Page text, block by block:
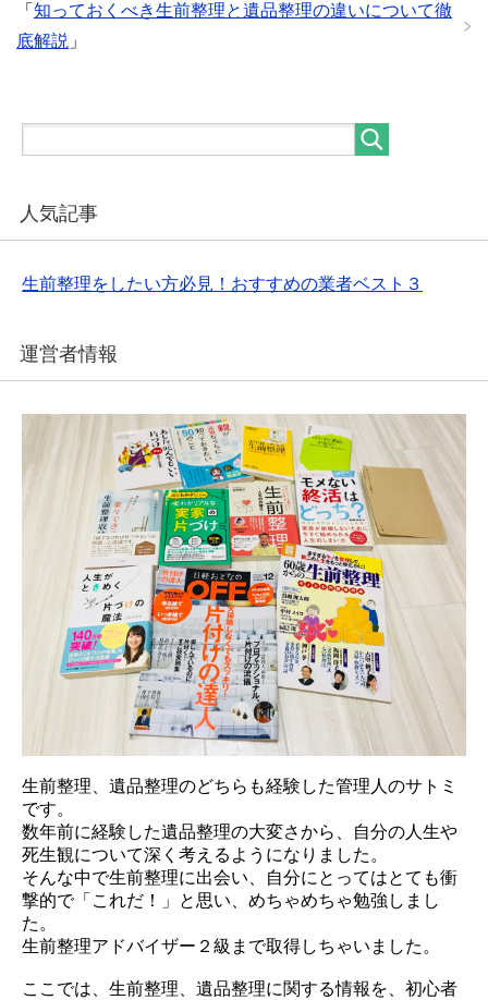
「 知っておくべき生前整理と遺品整理の違いについて徹
底解説 」
人気記事
生前整理をしたい方必見！おすすめの業者ベスト３
運営者情報
生前整理、遺品整理のどちらも経験した管理人のサトミ
です。
数年前に経験した遺品整理の大変さから、自分の人生や
死生観について深く考えるようになりました。
そんな中で生前整理に出会い、自分にとってはとても衝
撃的で「これだ！」と思い、めちゃめちゃ勉強しまし
た。
生前整理アドバイザー２級まで取得しちゃいました。
ここでは、生前整理、遺品整理に関する情報を、初心者